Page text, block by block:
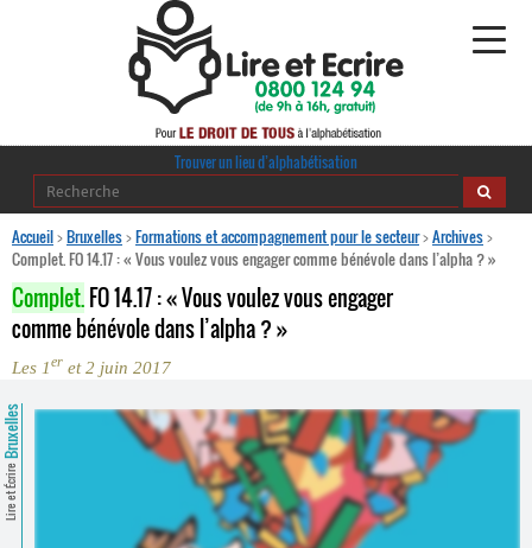
Alphabétisation
Ressources pédagogiques
Espace presse
Contacts
Trouver un lieu d’alphabétisation
Accueil>Bruxelles>Formations et accompagnement pour le secteur>Archives>
Complet. FO 14.17 : « Vous voulez vous engager comme bénévole dans l’alpha ? »
Complet.FO 14.17 : « Vous voulez vous engager
comme bénévole dans l’alpha ? »
Les 1er et 2 juin 2017
Lire et Écrire
Bruxelles